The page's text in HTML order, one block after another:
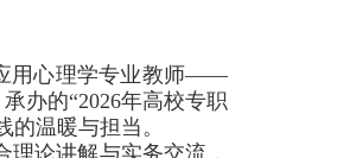
用心理学专业教师——
办的“2026年高校专职
温暖与担当。
论讲解与实务交流，